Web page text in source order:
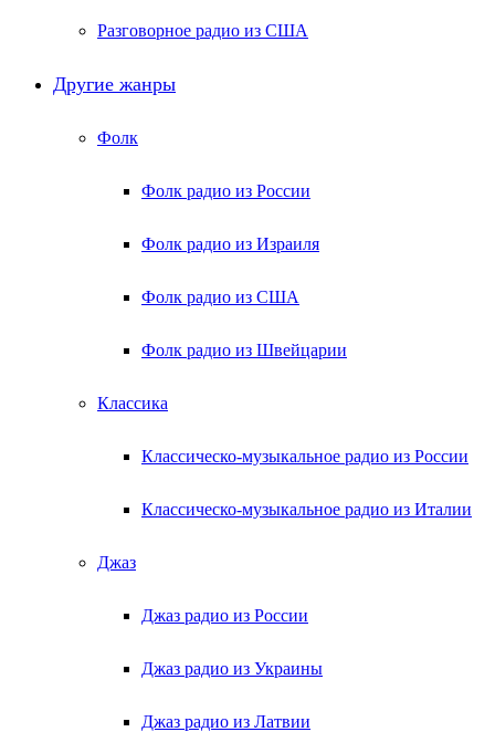
Разговорное радио из США
Другие жанры
Фолк
Фолк радио из России
Фолк радио из Израиля
Фолк радио из США
Фолк радио из Швейцарии
Классика
Классическо-музыкальное радио из России
Классическо-музыкальное радио из Италии
Джаз
Джаз радио из России
Джаз радио из Украины
Джаз радио из Латвии